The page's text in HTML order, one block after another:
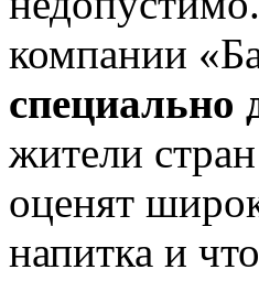
компании
специально
жители
оценят
напитка и